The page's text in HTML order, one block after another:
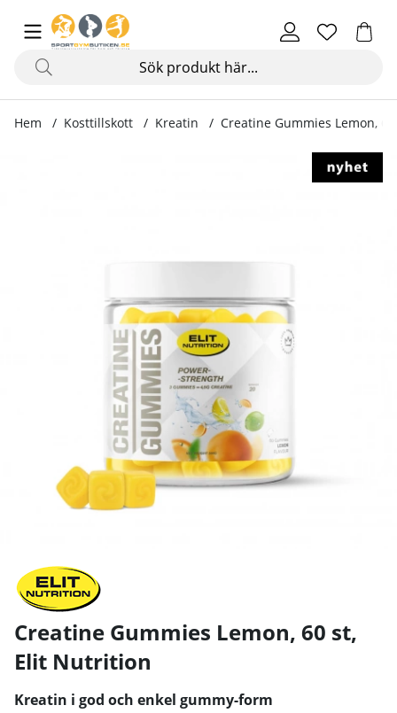
Hem Kosttillskott Kreatin Creatine Gummies Lemon,
Creatine Gummies Lemon, 60 st,
Elit Nutrition
Kreatin i god och enkel gummy-form